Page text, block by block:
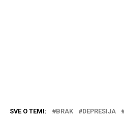
SVE O TEMI: BRAK DEPRESIJA